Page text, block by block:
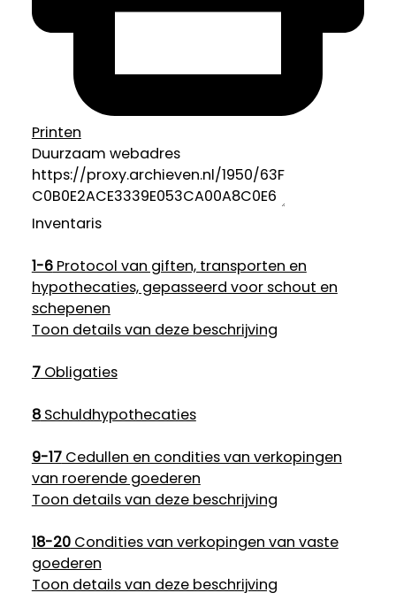
Printen
Duurzaam webadres
Inventaris
1-6Protocol van giften, transporten en
hypothecaties, gepasseerd voor schout en
schepenen
Toon details van deze beschrijving
7Obligaties
8Schuldhypothecaties
9-17Cedullen en condities van verkopingen
van roerende goederen
Toon details van deze beschrijving
18-20Condities van verkopingen van vaste
goederen
Toon details van deze beschrijving